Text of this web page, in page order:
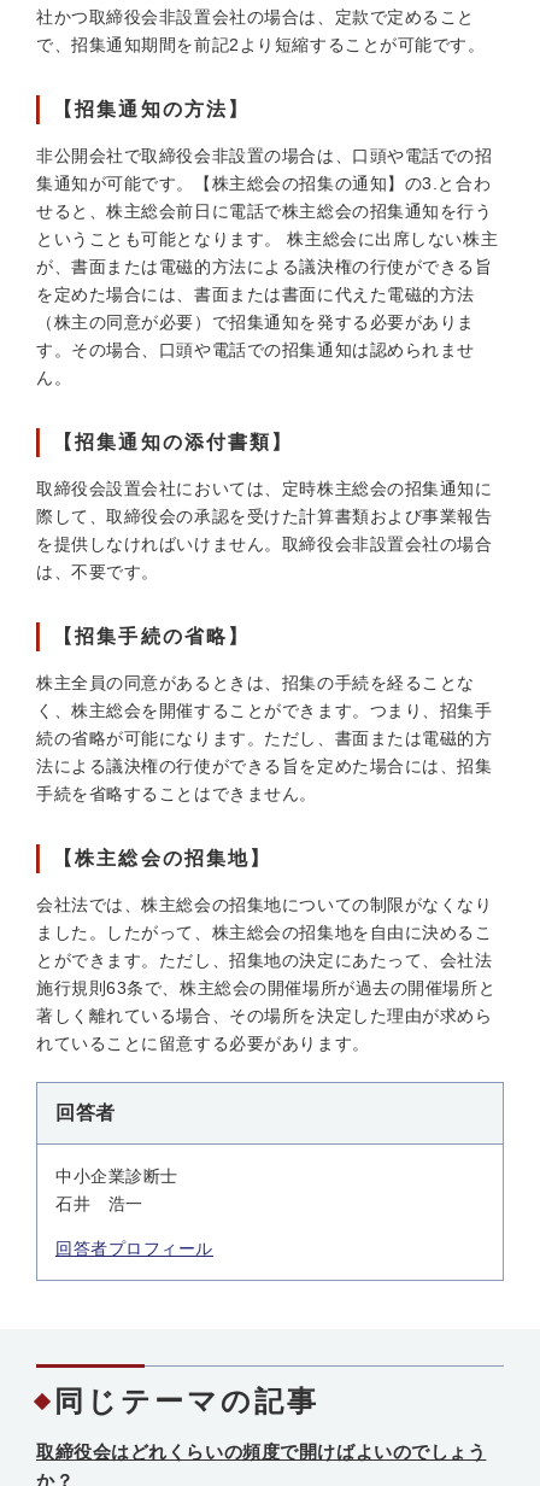
社かつ取締役会非設置会社の場合は、定款で定めること
で、招集通知期間を前記2より短縮することが可能です。
【招集通知の方法】
非公開会社で取締役会非設置の場合は、 口頭や電話での招
集通知が可能です。【株主総会の招集の通知】の3.と合わ
せると、株主総会前日に電話で株主総会の招集通知を行う
ということも可能となります。 株主総会に出席しない株主
が、書面または電磁的方法による議決権の行使ができる旨
を定めた場合には、書面または書面に代えた電磁的方法
（株主の同意が必要）で招集通知を発する必要がありま
す。その場合、口頭や電話での招集通知は認められませ
ん。
【招集通知の添付書類】
取締役会設置会社においては、定時株主総会の招集通知に
際して、取締役会の承認を受けた計算書類および事業報告
を提供しなければいけません。取締役会非設置会社の場合
は、不要です。
【招集手続の省略】
株主全員の同意がある ときは、招集の手続を経ることな
く、株主総会を開催することができます。つまり、 招集手
続の省略が可能になります。ただし、 書面または電磁的方
法による議決権の行使ができる旨を定めた場合には、招集
手続を省略することはできません。
【株主総会の招集地】
会社法では、株主総会の招集地についての制限がなくなり
ました。
したがって、株主総会の招集地を自由に決めるこ
とができます。ただし、招集地の決定にあたって、会社法
施行規則63条で、株主総会の開催場所が過去の開催場所と
著しく離れている場合、その場所を決定した理由が求めら
れていることに留意する必要があります。
回答者
中小企業診断士
石井 浩一
回答者プロフィール
同じテーマの記事
取締役会はどれくらいの頻度で開けばよいのでしょう
か？